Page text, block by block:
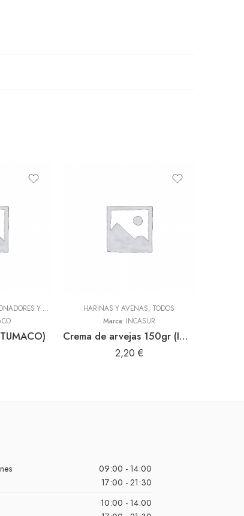
ADEREZOS, PASTAS, SAZONADORES Y CONDIMENTOS ,TODOS
HARINAS Y AVENAS, TODOS
Marca: INCASUR
Crema de arvejas 150gr (INCASUR)
2,20 €
09:00 - 14:00
17:00 - 21:30
10:00 - 14:00